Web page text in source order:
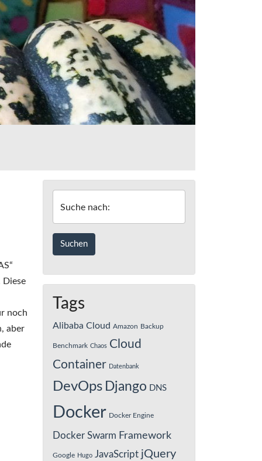
Diese
noch
aber
Suche nach:
Tags
Alibaba Cloud Amazon Backup
Benchmark Chaos Cloud
Container Datenbank
DevOps Django DNS
Docker Docker Engine
Docker Swarm Framework
Google Hugo JavaScript jQuery